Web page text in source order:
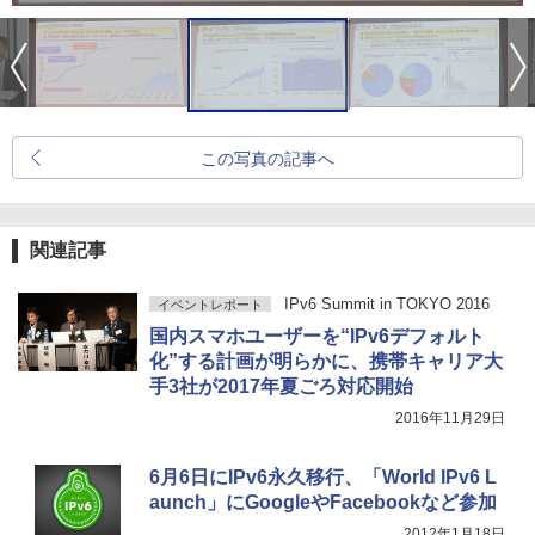
この写真の記事へ
関連記事
イベントレポート IPv6 Summit in TOKYO 2016
国内スマホユーザーを“IPv6デフォルト
化”する計画が明らかに、携帯キャリア大
手3社が2017年夏ごろ対応開始
2016年11月29日
6月6日にIPv6永久移行、「World IPv6 L
aunch」にGoogleやFacebookなど参加